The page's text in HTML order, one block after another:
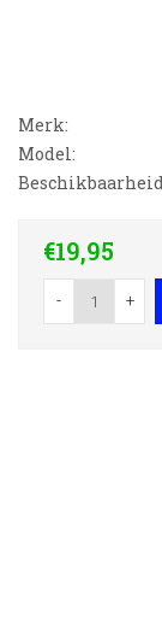
Merk:
Model:
€19,95
- +